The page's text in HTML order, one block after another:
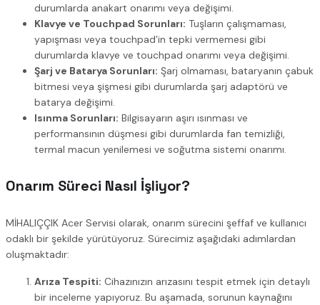
durumlarda anakart onarımı veya değişimi.
Klavye ve Touchpad Sorunları: Tuşların çalışmaması,
yapışması veya touchpad’in tepki vermemesi gibi
durumlarda klavye ve touchpad onarımı veya değişimi.
Şarj ve Batarya Sorunları: Şarj olmaması, bataryanın çabuk
bitmesi veya şişmesi gibi durumlarda şarj adaptörü ve
batarya değişimi.
Isınma Sorunları: Bilgisayarın aşırı ısınması ve
performansının düşmesi gibi durumlarda fan temizliği,
termal macun yenilemesi ve soğutma sistemi onarımı.
Onarım Süreci Nasıl İşliyor?
MİHALIÇÇIK Acer Servisi olarak, onarım sürecini şeffaf ve kullanıcı
odaklı bir şekilde yürütüyoruz. Sürecimiz aşağıdaki adımlardan
oluşmaktadır:
Arıza Tespiti: Cihazınızın arızasını tespit etmek için detaylı
bir inceleme yapıyoruz. Bu aşamada, sorunun kaynağını